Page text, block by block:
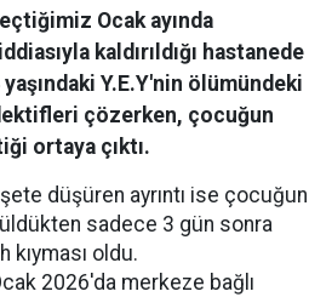
Ocak ayında
kaldırıldığı hastanede
yaşındaki Y.E.Y'nin ölümündeki
çözerken, çocuğun
ortaya çıktı.
düşüren ayrıntı ise çocuğun
sadece 3 gün sonra
kıyması oldu.
2026'da merkeze bağlı